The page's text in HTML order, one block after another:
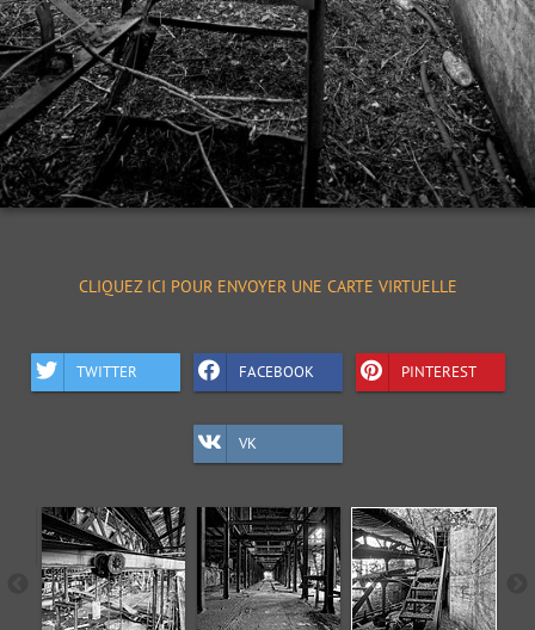
CLIQUEZ ICI POUR ENVOYER UNE CARTE VIRTUELLE
TWITTER FACEBOOK PINTEREST
VK